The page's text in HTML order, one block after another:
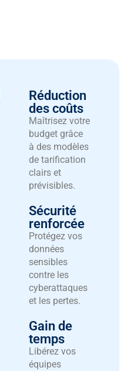
Réduction
des coûts
Maîtrisez votre
budget grâce
à des modèles
de tarification
clairs et
prévisibles.
Sécurité
renforcée
Protégez vos
données
sensibles
contre les
cyberattaques
et les pertes.
Gain de
temps
Libérez vos
équipes